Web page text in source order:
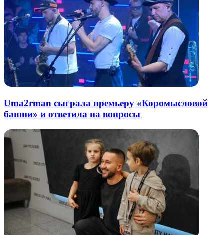
Uma2rman сыграла премьеру «Коромысловой
башни» и ответила на вопросы